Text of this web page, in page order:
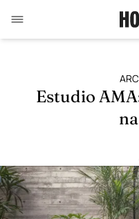
Estudio